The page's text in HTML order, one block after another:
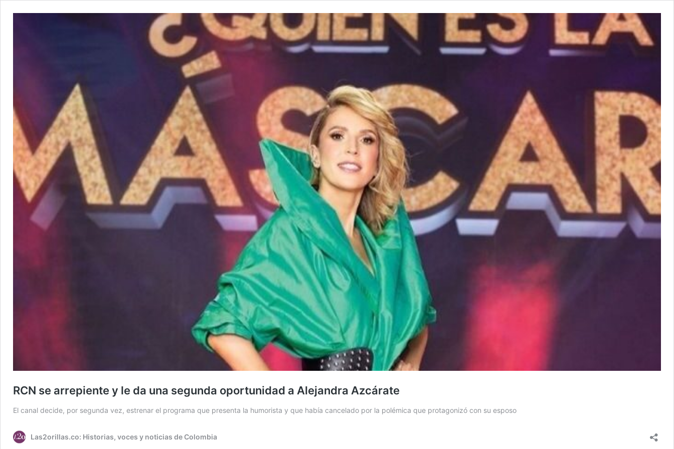
RCN se arrepiente y le da una segunda oportunidad a Alejandra Azcárate
El canal decide, por segunda vez, estrenar el programa que presenta la humorista y que había cancelado por la polémica que protagonizó con su esposo
Las2orillas.co: Historias, voces y noticias de Colombia